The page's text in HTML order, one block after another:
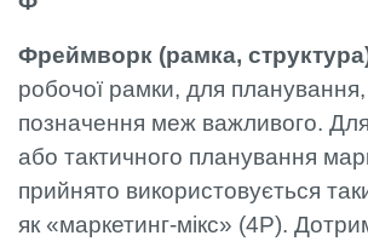
Фреймворк (рамка,
робочої рамки, для планування,
позначення меж важливого. Для
або тактичного планування
прийнято використовується
як «маркетинг-мікс» (4Р).